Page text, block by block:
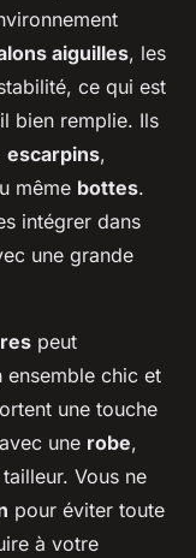
aiguilles, les
ce qui est
bien remplie. Ils
escarpins,
même bottes.
intégrer dans
une grande
peut
ensemble chic et
une touche
une robe,
Vous ne
pour éviter toute
à votre